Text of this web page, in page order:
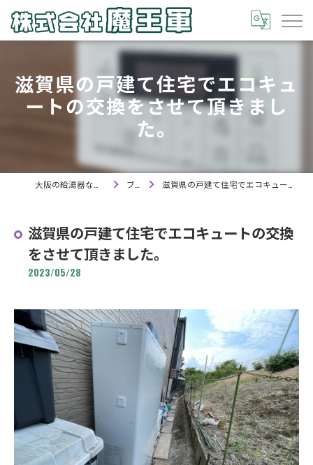
滋賀県の戸建て住宅でエコキュ
ートの交換をさせて頂きまし
た。
ブログ 滋賀県の戸建て住宅でエコキュートの交換をさせて頂きました。
滋賀県の戸建て住宅でエコキュートの交換
をさせて頂きました。
2023/05/28